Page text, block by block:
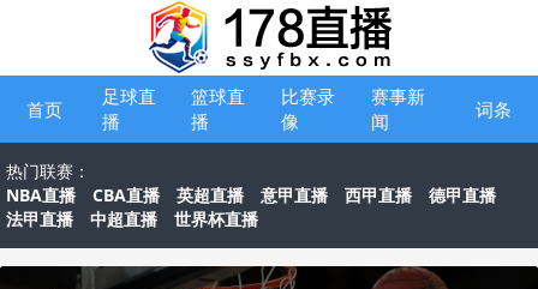
首页
足球直
播
篮球直
播
比赛录
像
赛事新
闻
词条
热门联赛：
NBA直播
CBA直播 英超直播 意甲直播 西甲直播
德甲直播
法甲直播
中超直播 世界杯直播